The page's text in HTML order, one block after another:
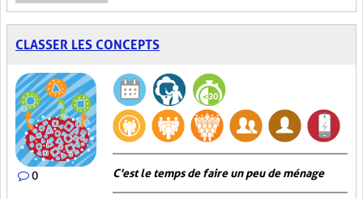
CLASSER LES CONCEPTS
0 C'est le temps de faire un peu de ménage